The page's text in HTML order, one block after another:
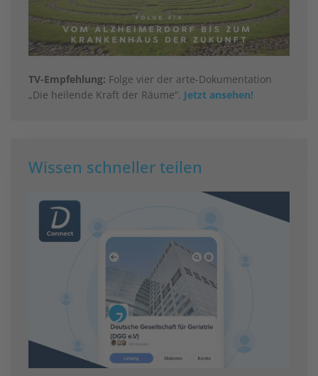
TV-Empfehlung: Folge vier der arte-Dokumentation
„Die heilende Kraft der Räume“. Jetzt ansehen!
Wissen schneller teilen